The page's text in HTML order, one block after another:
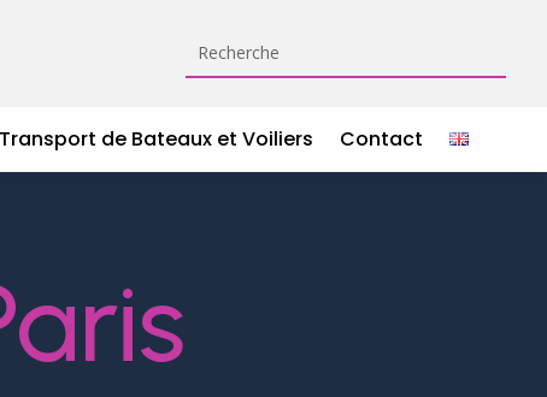
Transport de Bateaux et Voiliers Contact